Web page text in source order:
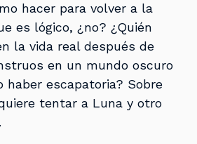
hacer para volver a la
es lógico, ¿no? ¿Quién
la vida real después de
en un mundo oscuro
haber escapatoria? Sobre
tentar a Luna y otro